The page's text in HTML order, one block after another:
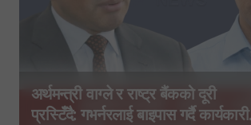
अर्थमन्त्री वाग्ले र राष्ट्र बैंकको दूरी
प्रस्टिँदै: गभर्नरलाई बाइपास गर्दै कार्यकारी